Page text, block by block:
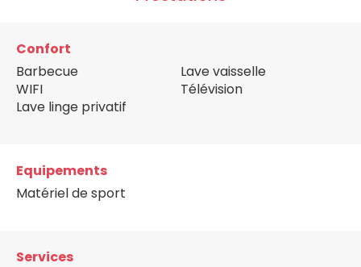
Confort
Barbecue
WIFI
Lave linge privatif
Lave vaisselle
Télévision
Equipements
Matériel de sport
Services